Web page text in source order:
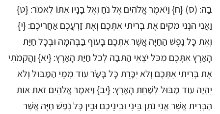
בָהּ: (ס) {ח} וַיֹּאמֶר אֱלֹהִים אֶל נֹחַ וְאֶל בָּנָיו אִתּוֹ לֵאמֹר: {ט}
וַאֲנִי הִנְנִי מֵקִים אֶת בְּרִיתִי אִתְּכֶם וְאֶת זַרְעֲכֶם אַחֲרֵיכֶם: {י}
וְאֵת כָּל נֶפֶשׁ הַחַיָּה אֲשֶׁר אִתְּכֶם בָּעוֹף בַּבְּהֵמָה וּבְכָל חַיַּת
הָאָרֶץ אִתְּכֶם מִכֹּל יֹצְאֵי הַתֵּבָה לְכֹל חַיַּת הָאָרֶץ: {יא} וַהֲקִמֹתִי
אֶת בְּרִיתִי אִתְּכֶם וְלֹא יִכָּרֵת כָּל בָּשָׂר עוֹד מִמֵּי הַמַּבּוּל וְלֹא
יִהְיֶה עוֹד מַבּוּל לְשַׁחֵת הָאָרֶץ: {יב} וַיֹּאמֶר אֱלֹהִים זֹאת אוֹת
הַבְּרִית אֲשֶׁר אֲנִי נֹתֵן בֵּינִי וּבֵינֵיכֶם וּבֵין כָּל נֶפֶשׁ חַיָּה אֲשֶׁר